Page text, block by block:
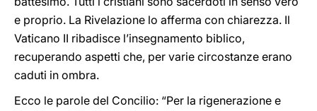
e proprio. La Rivelazione lo afferma con chiarezza. Il
Vaticano II ribadisce l’insegnamento biblico,
recuperando aspetti che, per varie circostanze erano
caduti in ombra.
Ecco le parole del Concilio: “Per la rigenerazione e